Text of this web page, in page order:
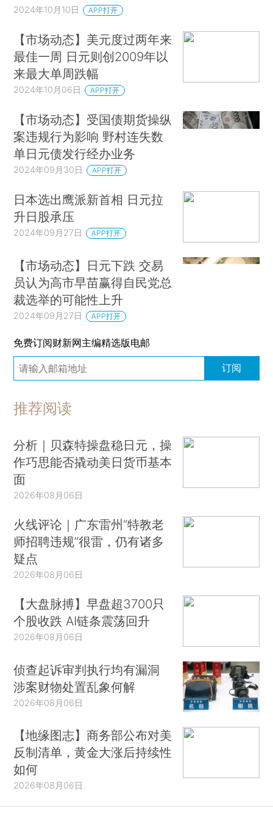
2024年10月10日 APP打开
【市场动态】美元度过两年来
最佳一周 日元则创2009年以
来最大单周跌幅
2024年10月06日 APP打开
【市场动态】受国债期货操纵
案违规行为影响 野村连失数
单日元债发行经办业务
2024年09月30日 APP打开
日本选出鹰派新首相 日元拉
升日股承压
2024年09月27日 APP打开
【市场动态】日元下跌 交易
员认为高市早苗赢得自民党总
裁选举的可能性上升
2024年09月27日 APP打开
免费订阅财新网主编精选版电邮
订阅
推荐阅读
分析｜贝森特操盘稳日元，操
作巧思能否撬动美日货币基本
面
2026年08月06日
火线评论｜广东雷州“特教老
师招聘违规”很雷，仍有诸多
疑点
2026年08月06日
【大盘脉搏】早盘超3700只
个股收跌 AI链条震荡回升
2026年08月06日
侦查起诉审判执行均有漏洞
涉案财物处置乱象何解
2026年08月06日
【地缘图志】商务部公布对美
反制清单，黄金大涨后持续性
如何
2026年08月06日